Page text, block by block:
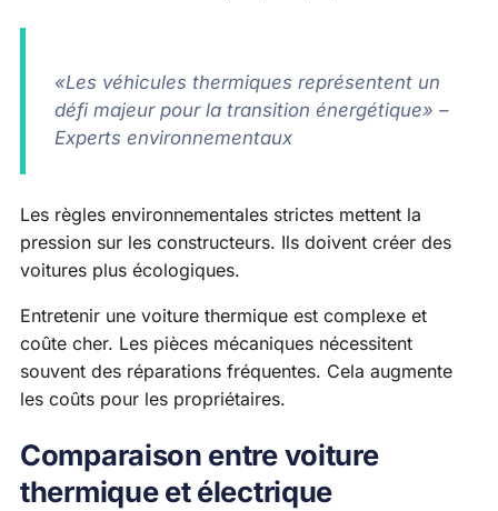
«Les véhicules thermiques représentent un
défi majeur pour la transition énergétique» –
Experts environnementaux
Les règles environnementales strictes mettent la
pression sur les constructeurs. Ils doivent créer des
voitures plus écologiques.
Entretenir une voiture thermique est complexe et
coûte cher. Les pièces mécaniques nécessitent
souvent des réparations fréquentes. Cela augmente
les coûts pour les propriétaires.
Comparaison entre voiture
thermique et électrique